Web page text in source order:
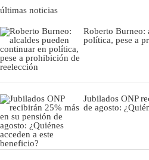
últimas noticias
Roberto Burneo:
política, pese a
Jubilados ONP
de agosto: